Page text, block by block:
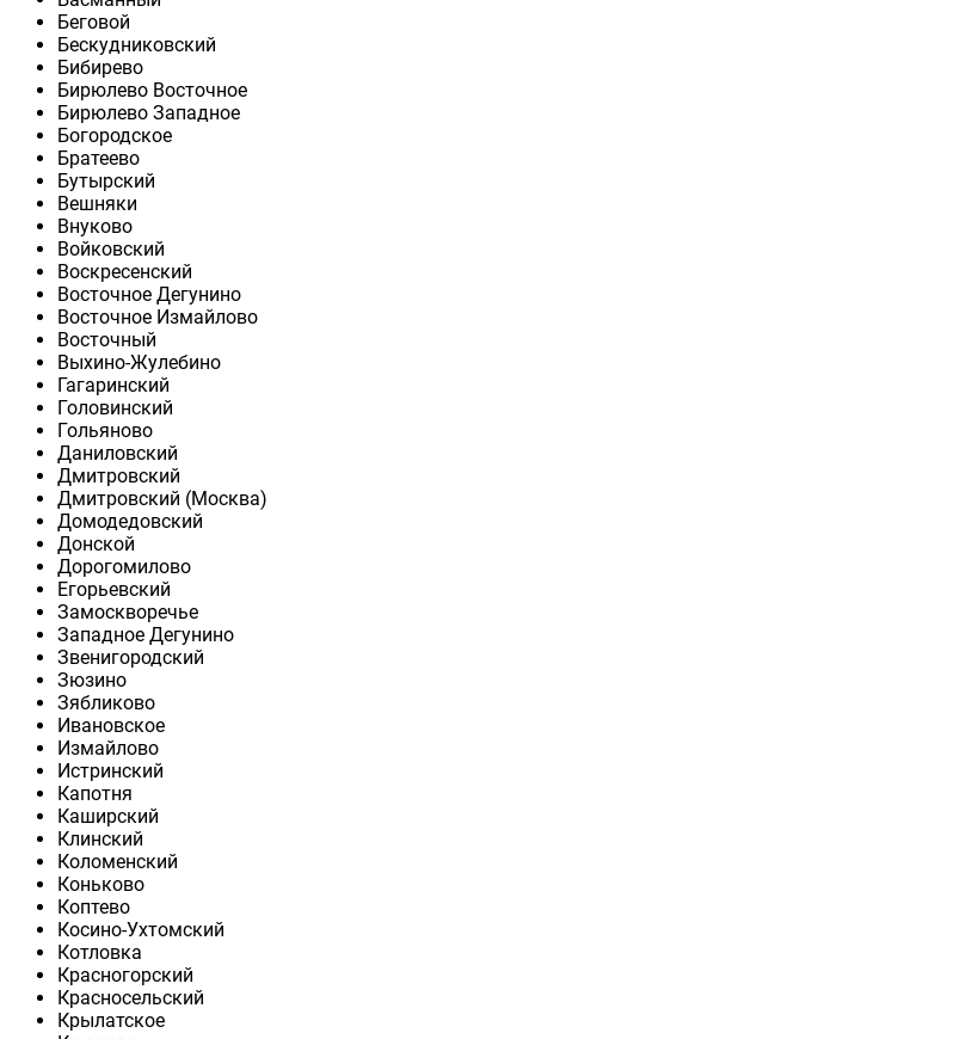
Беговой
Бескудниковский
Бибирево
Бирюлево Восточное
Бирюлево Западное
Богородское
Братеево
Бутырский
Вешняки
Внуково
Войковский
Воскресенский
Восточное Дегунино
Восточное Измайлово
Восточный
Выхино-Жулебино
Гагаринский
Головинский
Гольяново
Даниловский
Дмитровский
Дмитровский (Москва)
Домодедовский
Донской
Дорогомилово
Егорьевский
Замоскворечье
Западное Дегунино
Звенигородский
Зюзино
Зябликово
Ивановское
Измайлово
Истринский
Капотня
Каширский
Клинский
Коломенский
Коньково
Коптево
Косино-Ухтомский
Котловка
Красногорский
Красносельский
Крылатское